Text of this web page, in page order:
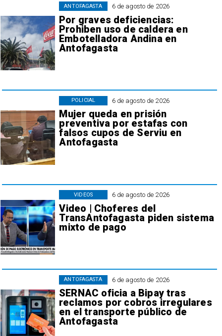
6 de agosto de 2026
Por graves deficiencias:
Prohiben uso de caldera en
Embotelladora Andina en
Antofagasta
ANTOFAGASTA
6 de agosto de 2026
Mujer queda en prisión
preventiva por estafas con
falsos cupos de Serviu en
Antofagasta
POLICIAL
6 de agosto de 2026
Video | Choferes del
TransAntofagasta piden sistema
mixto de pago
VIDEOS
6 de agosto de 2026
SERNAC oficia a Bipay tras
reclamos por cobros irregulares
en el transporte público de
Antofagasta
ANTOFAGASTA